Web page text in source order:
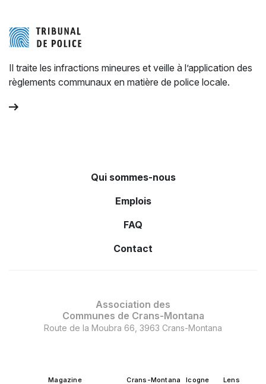
Il traite les infractions mineures et veille à l’application des
règlements communaux en matière de police locale.
Qui sommes-nous
Emplois
FAQ
Contact
Association des
Communes de Crans-Montana
Route de la Moubra 66, 3963 Crans-Montana
Magazine Crans-Montana Icogne Lens